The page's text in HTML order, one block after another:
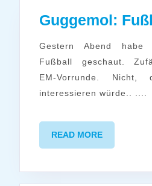
Guggemol:
Gestern Abend habe ich mal wieder
Fußball geschaut.
EM-Vorrunde.
interessieren würde.. ....
READ MOREREAD
MORE